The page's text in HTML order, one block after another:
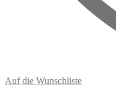
Auf die Wunschliste